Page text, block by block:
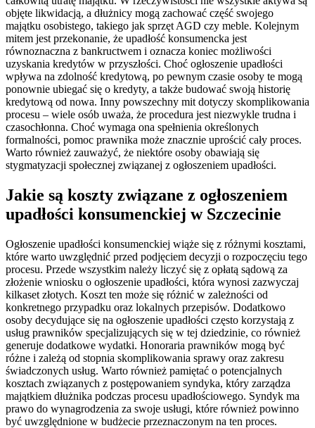
objęte likwidacją, a dłużnicy mogą zachować część swojego
majątku osobistego, takiego jak sprzęt AGD czy meble. Kolejnym
mitem jest przekonanie, że upadłość konsumencka jest
równoznaczna z bankructwem i oznacza koniec możliwości
uzyskania kredytów w przyszłości. Choć ogłoszenie upadłości
wpływa na zdolność kredytową, po pewnym czasie osoby te mogą
ponownie ubiegać się o kredyty, a także budować swoją historię
kredytową od nowa. Inny powszechny mit dotyczy skomplikowania
procesu – wiele osób uważa, że procedura jest niezwykle trudna i
czasochłonna. Choć wymaga ona spełnienia określonych
formalności, pomoc prawnika może znacznie uprościć cały proces.
Warto również zauważyć, że niektóre osoby obawiają się
stygmatyzacji społecznej związanej z ogłoszeniem upadłości.
Jakie są koszty związane z ogłoszeniem
upadłości konsumenckiej w Szczecinie
Ogłoszenie upadłości konsumenckiej wiąże się z różnymi kosztami,
które warto uwzględnić przed podjęciem decyzji o rozpoczęciu tego
procesu. Przede wszystkim należy liczyć się z opłatą sądową za
złożenie wniosku o ogłoszenie upadłości, która wynosi zazwyczaj
kilkaset złotych. Koszt ten może się różnić w zależności od
konkretnego przypadku oraz lokalnych przepisów. Dodatkowo
osoby decydujące się na ogłoszenie upadłości często korzystają z
usług prawników specjalizujących się w tej dziedzinie, co również
generuje dodatkowe wydatki. Honoraria prawników mogą być
różne i zależą od stopnia skomplikowania sprawy oraz zakresu
świadczonych usług. Warto również pamiętać o potencjalnych
kosztach związanych z postępowaniem syndyka, który zarządza
majątkiem dłużnika podczas procesu upadłościowego. Syndyk ma
prawo do wynagrodzenia za swoje usługi, które również powinno
być uwzględnione w budżecie przeznaczonym na ten proces.